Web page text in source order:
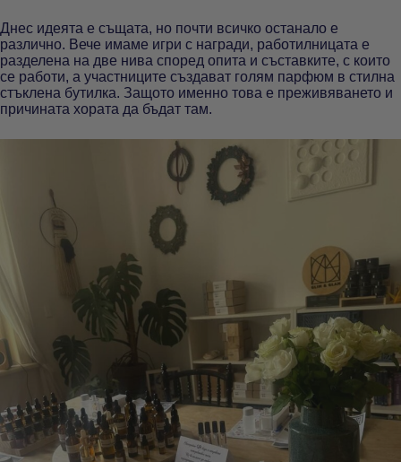
Днес идеята е същата, но почти всичко останало е
различно. Вече имаме игри с награди, работилницата е
разделена на две нива според опита и съставките, с които
се работи, а участниците създават голям парфюм в стилна
стъклена бутилка. Защото именно това е преживяването и
причината хората да бъдат там.